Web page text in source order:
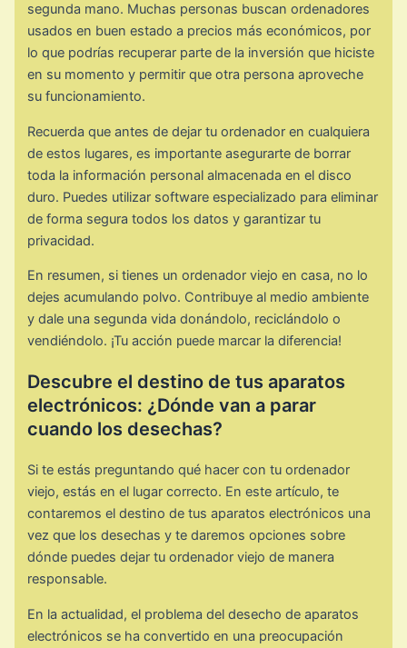
segunda mano. Muchas personas buscan ordenadores
usados en buen estado a precios más económicos, por
lo que podrías recuperar parte de la inversión que hiciste
en su momento y permitir que otra persona aproveche
su funcionamiento.
Recuerda que antes de dejar tu ordenador en cualquiera
de estos lugares, es importante asegurarte de borrar
toda la información personal almacenada en el disco
duro. Puedes utilizar software especializado para eliminar
de forma segura todos los datos y garantizar tu
privacidad.
En resumen, si tienes un ordenador viejo en casa, no lo
dejes acumulando polvo. Contribuye al medio ambiente
y dale una segunda vida donándolo, reciclándolo o
vendiéndolo. ¡Tu acción puede marcar la diferencia!
Descubre el destino de tus aparatos
electrónicos: ¿Dónde van a parar
cuando los desechas?
Si te estás preguntando qué hacer con tu ordenador
viejo, estás en el lugar correcto. En este artículo, te
contaremos el destino de tus aparatos electrónicos una
vez que los desechas y te daremos opciones sobre
dónde puedes dejar tu ordenador viejo de manera
responsable.
En la actualidad, el problema del desecho de aparatos
electrónicos se ha convertido en una preocupación